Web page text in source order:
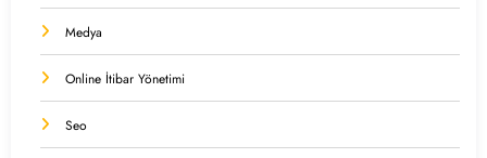
Medya
Online İtibar Yönetimi
Seo